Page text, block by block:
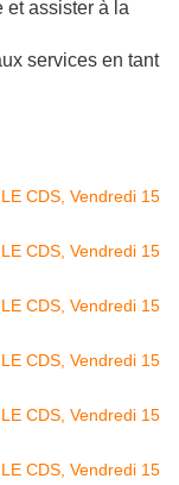
et assister à la
services en tant